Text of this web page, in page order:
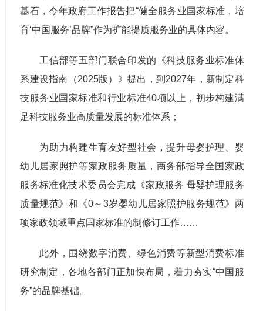
基石，今年政府工作报告把“健全服务业国家标准，培
育‘中国服务’品牌”作为扩能提质服务业的具体内容。
工信部等五部门联合印发的《科技服务业标准体
系建设指南（2025版）》提出，到2027年，新制定科
技服务业国家标准和行业标准40项以上，初步构建满
足科技服务业高质量发展的标准体系；
为助力构建生育友好型社会，提升母婴护理、婴
幼儿居家照护等家政服务质量，商务部指导全国家政
服务标准化技术委员会完成《家政服务 母婴护理服务
质量规范》和《0～3岁婴幼儿居家照护服务规范》两
项家政领域重点国家标准的制修订工作……
此外，围绕数字消费、绿色消费等新型消费标准
研究制定，各地各部门正加快布局，着力夯实“中国服
务”的品牌基础。